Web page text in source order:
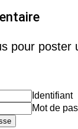
pour poster
Identifiant
Mot de